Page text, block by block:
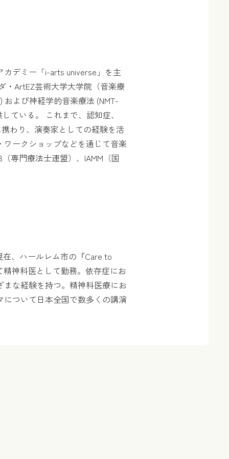
デミー「i-arts universe」を主
・ArtEZ芸術大学大学院（音楽療
よび神経学的音楽療法 (NMT-
ている。 これまで、認知症、
わり、演奏家としての経験を活
ークショップなどを通じて音楽
専門療法士連盟）、IAMM（国
、ハールレム市の『Care to
神科医として勤務。依存症にお
な経験を持つ。精神科医療にお
ついて日本全国で数多くの講演